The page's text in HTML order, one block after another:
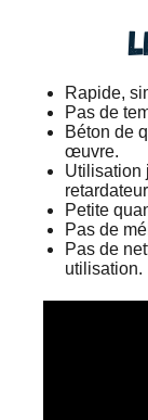
Rapide,
Pas de
Béton de
œuvre.
Utilisation
Petite
Pas de
Pas de
utilisation.